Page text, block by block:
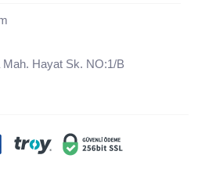
Hayat Sk. NO:1/B